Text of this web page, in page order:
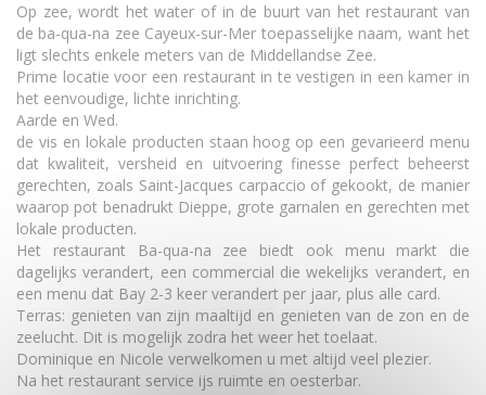
Op zee, wordt het water of in de buurt van het restaurant van
de ba-qua-na zee Cayeux-sur-Mer toepasselijke naam, want het
ligt slechts enkele meters van de Middellandse Zee.
Prime locatie voor een restaurant in te vestigen in een kamer in
het eenvoudige, lichte inrichting.
Aarde en Wed.
de vis en lokale producten staan ​​hoog op een gevarieerd menu
dat kwaliteit, versheid en uitvoering finesse perfect beheerst
gerechten, zoals Saint-Jacques carpaccio of gekookt, de manier
waarop pot benadrukt Dieppe, grote garnalen en gerechten met
lokale producten.
Het restaurant Ba-qua-na zee biedt ook menu markt die
dagelijks verandert, een commercial die wekelijks verandert, en
een menu dat Bay 2-3 keer verandert per jaar, plus alle card.
Terras: genieten van zijn maaltijd en genieten van de zon en de
zeelucht. Dit is mogelijk zodra het weer het toelaat.
Dominique en Nicole verwelkomen u met altijd veel plezier.
Na het restaurant service ijs ruimte en oesterbar.